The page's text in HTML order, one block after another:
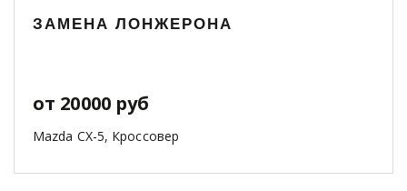
ЗАМЕНА ЛОНЖЕРОНА
от 20000 руб
Mazda CX-5, Кроссовер